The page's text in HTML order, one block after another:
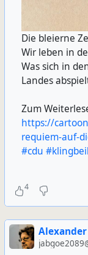
Die bleierne
Wir leben in
Was sich in
Landes
Zum
https://
requiem-auf-
#cdu #klingbeil
4